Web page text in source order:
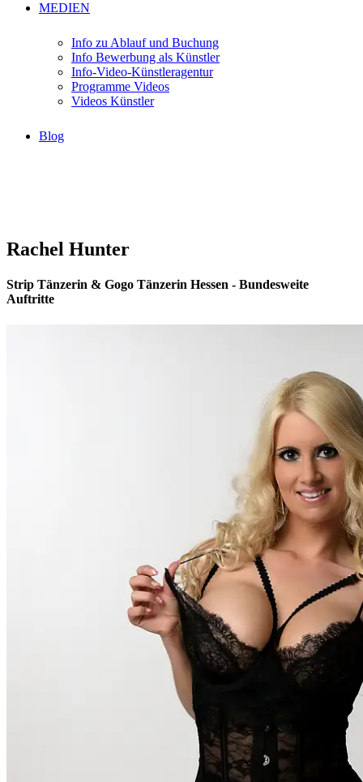
MEDIEN
Info zu Ablauf und Buchung
Info Bewerbung als Künstler
Info-Video-Künstleragentur
Programme Videos
Videos Künstler
Blog
Rachel Hunter
Strip Tänzerin & Gogo Tänzerin Hessen - Bundesweite
Auftritte